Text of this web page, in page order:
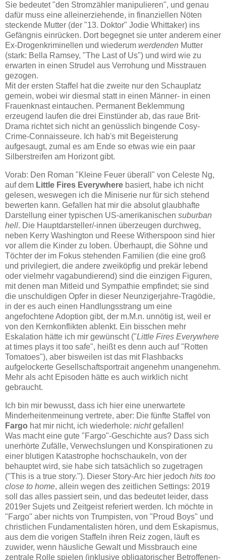
Sie bedeutet "den Stromzähler manipulieren", und genau
dafür muss eine alleinerziehende, in finanziellen Nöten
steckende Mutter (der "13. Doktor" Jodie Whittaker) ins
Gefängnis einrücken. Dort begegnet sie unter anderem einer
Ex-Drogenkriminellen und wiederum werdenden Mutter
(stark: Bella Ramsey, "The Last of Us") und wird wie zu
erwarten in einen Strudel aus Verrohung und Misstrauen
gezogen.
Mit der ersten Staffel hat die zweite nur den Schauplatz
gemein, wobei wir diesmal statt in einen Männer- in einen
Frauenknast eintauchen. Permanent Beklemmung
erzeugend laufen die drei Einstünder ab, das raue Brit-
Drama richtet sich nicht an genüsslich bingende Cosy-
Crime-Connaisseure. Ich hab's mit Begeisterung
aufgesaugt, zumal es am Ende so etwas wie ein paar
Silberstreifen am Horizont gibt.
Vorab: Den Roman "Kleine Feuer überall" von Celeste Ng,
auf dem Little Fires Everywhere basiert, habe ich nicht
gelesen, weswegen ich die Miniserie nur für sich stehend
bewerten kann. Gefallen hat mir die absolut glaubhafte
Darstellung einer typischen US-amerikanischen suburban
hell. Die Hauptdarsteller/-innen überzeugen durchweg,
neben Kerry Washington und Reese Witherspoon sind hier
vor allem die Kinder zu loben. Überhaupt, die Söhne und
Töchter der im Fokus stehenden Familien (die eine groß
und privilegiert, die andere zweiköpfig und prekär lebend
oder vielmehr vagabundierend) sind die einzigen Figuren,
mit denen man Mitleid und Sympathie empfindet; sie sind
die unschuldigen Opfer in dieser Neunzigerjahre-Tragödie,
in der es auch einen Handlungsstrang um eine
angefochtene Adoption gibt, der m.M.n. unnötig ist, weil er
von den Kernkonflikten ablenkt. Ein bisschen mehr
Eskalation hätte ich mir gewünscht ("Little Fires Everywhere
at times plays it too safe", heißt es denn auch auf "Rotten
Tomatoes"), aber bisweilen ist das mit Flashbacks
aufgelockerte Gesellschaftsportrait angenehm unangenehm.
Mehr als acht Episoden hätte es auch wirklich nicht
gebraucht.
Ich bin mir bewusst, dass ich hier eine unerwartete
Minderheitenmeinung vertrete, aber: Die fünfte Staffel von
Fargo hat mir nicht, ich wiederhole: nichtgefallen!
Was macht eine gute "Fargo"-Geschichte aus? Dass sich
unerhörte Zufälle, Verwechslungen und Konspirationen zu
einer blutigen Katastrophe hochschaukeln, von der
behauptet wird, sie habe sich tatsächlich so zugetragen
("This is a true story."). Dieser Story-Arc hier jedoch hits too
close to home, allein wegen des zeitlichen Settings: 2019
soll das alles passiert sein, und das bedeutet leider, dass
2019er Sujets und Zeitgeist referiert werden. Ich möchte in
"Fargo" aber nichts von Trumpisten, von "Proud Boys" und
christlichen Fundamentalisten hören, und dem Eskapismus,
aus dem die vorigen Staffeln ihren Reiz zogen, läuft es
zuwider, wenn häusliche Gewalt und Missbrauch eine
zentrale Rolle spielen (inklusive obligatorischer Betroffenen-